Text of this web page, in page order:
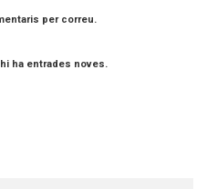
per correu.
ha entrades noves.